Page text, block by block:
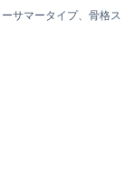
サマータイプ、骨格ス